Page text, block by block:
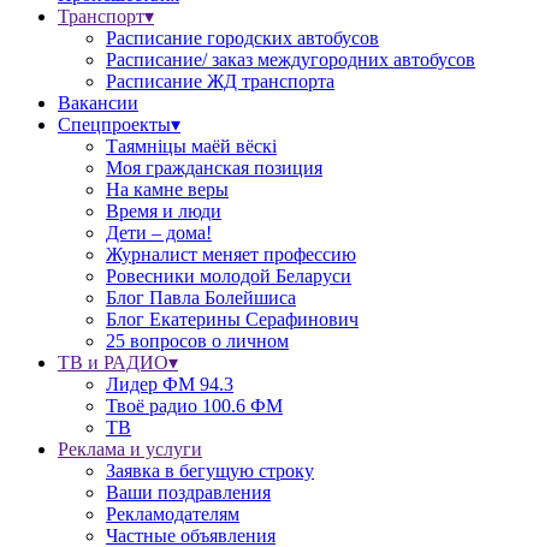
Транспорт▾
Расписание городских автобусов
Расписание/ заказ междугородних автобусов
Расписание ЖД транспорта
Вакансии
Спецпроекты▾
Таямніцы маёй вёскі
Моя гражданская позиция
На камне веры
Время и люди
Дети – дома!
Журналист меняет профессию
Ровесники молодой Беларуси
Блог Павла Болейшиса
Блог Екатерины Серафинович
25 вопросов о личном
ТВ и РАДИО▾
Лидер ФМ 94.3
Твоё радио 100.6 ФМ
ТВ
Реклама и услуги
Заявка в бегущую строку
Ваши поздравления
Рекламодателям
Частные объявления